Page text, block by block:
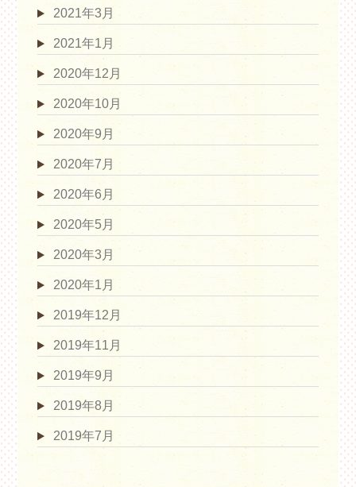
2021年3月
2021年1月
2020年12月
2020年10月
2020年9月
2020年7月
2020年6月
2020年5月
2020年3月
2020年1月
2019年12月
2019年11月
2019年9月
2019年8月
2019年7月